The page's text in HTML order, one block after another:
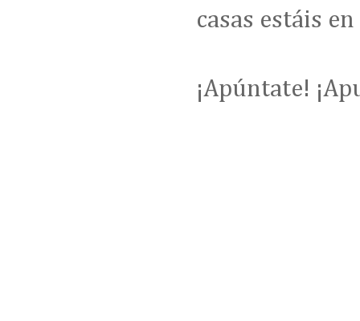
casas estáis
¡Apúntate!